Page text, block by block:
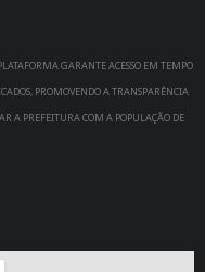
GARANTE ACESSO EM TEMPO
PROMOVENDO A TRANSPARÊNCIA
A PREFEITURA COM A POPULAÇÃO DE